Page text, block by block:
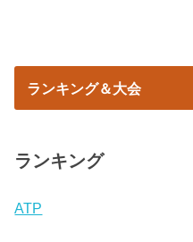
ランキング＆大会
ランキング
ATP